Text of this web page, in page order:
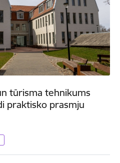
tūrisma tehnikums
praktisko prasmju